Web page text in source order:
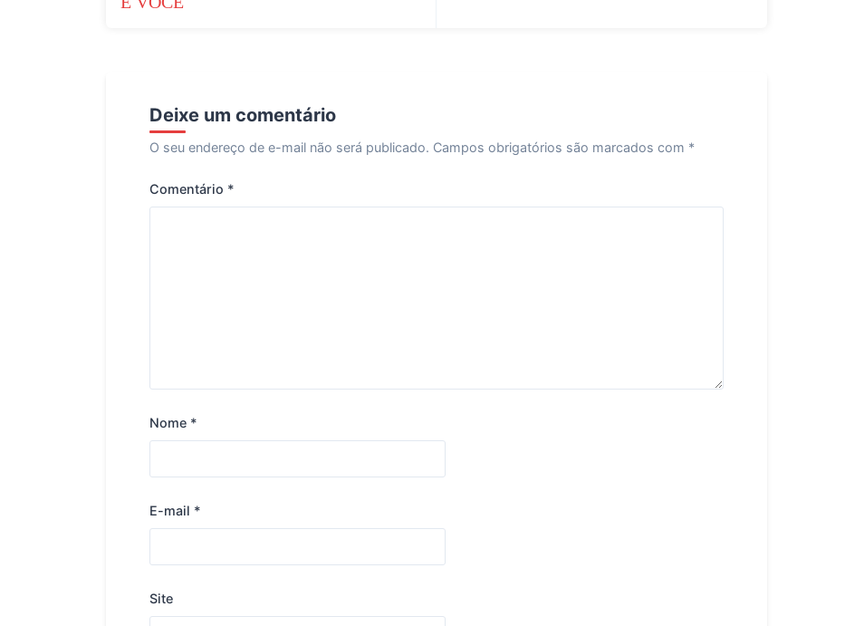
Post
Deixe um comentário
O seu endereço de e-mail não será publicado. Campos obrigatórios são marcados com *
Comentário *
Nome *
E-mail *
Site